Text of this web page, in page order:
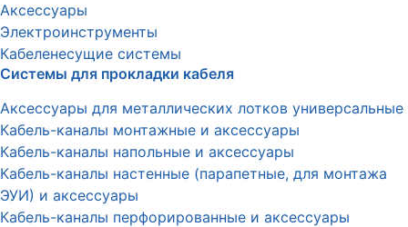
Аксессуары
Электроинструменты
Кабеленесущие системы
Системы для прокладки кабеля
Аксессуары для металлических лотков универсальные
Кабель-каналы монтажные и аксессуары
Кабель-каналы напольные и аксессуары
Кабель-каналы настенные (парапетные, для монтажа
ЭУИ) и аксессуары
Кабель-каналы перфорированные и аксессуары